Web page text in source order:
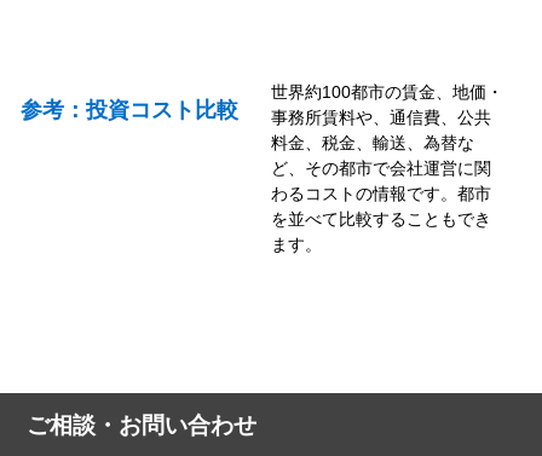
参考：投資コスト比較
世界約100都市の賃金、地価・
事務所賃料や、通信費、公共
料金、税金、輸送、為替な
ど、その都市で会社運営に関
わるコストの情報です。都市
を並べて比較することもでき
ます。
ご相談・お問い合わせ